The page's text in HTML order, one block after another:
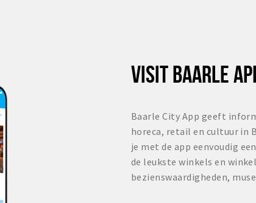
VISIT BAARLE
Baarle City App geeft
horeca, retail en cultuur in
je met de app eenvoudig
de leukste winkels en
bezienswaardigheden,